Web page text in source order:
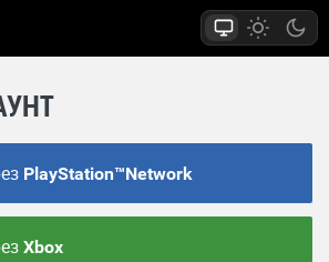
PlayStation™Network
Xbox